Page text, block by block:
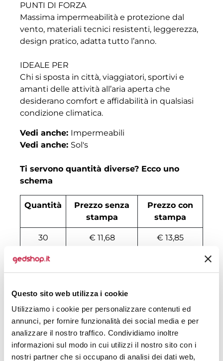
Questo sito web utilizza i cookie
Utilizziamo i cookie per personalizzare contenuti ed
annunci, per fornire funzionalità dei social media e per
analizzare il nostro traffico. Condividiamo inoltre
informazioni sul modo in cui utilizzi il nostro sito con i
nostri partner che si occupano di analisi dei dati web,
PUNTI DI FORZA
Massima impermeabilità e protezione dal
vento, materiali tecnici resistenti, leggerezza,
design pratico, adatta tutto l’anno.
IDEALE PER
Chi si sposta in città, viaggiatori, sportivi e
amanti delle attività all’aria aperta che
desiderano comfort e affidabilità in qualsiasi
condizione climatica.
Vedi anche: Impermeabili
Vedi anche: Sol's
Ti servono quantità diverse? Ecco uno
schema
Quantità
Prezzo senza
stampa
Prezzo con
stampa
30 € 11,68 € 13,85
50
200 € 7,62
500 € 7,25 € 8,84
1000 € 7,18 € 8,50